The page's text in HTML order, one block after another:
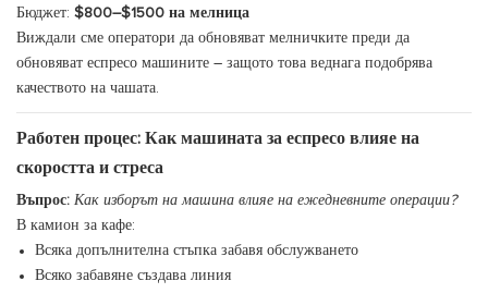
Бюджет: $800–$1500 на мелница
Виждали сме оператори да обновяват мелничките преди да
обновяват еспресо машините – защото това веднага подобрява
качеството на чашата.
Работен процес: Как машината за еспресо влияе на
скоростта и стреса
Въпрос: Как изборът на машина влияе на ежедневните операции?
В камион за кафе:
Всяка допълнителна стъпка забавя обслужването
Всяко забавяне създава линия